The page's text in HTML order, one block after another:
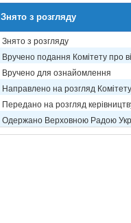
Знято з розгляду
Знято з розгляду
Вручено подання Комітету про
Вручено для ознайомлення
Направлено на розгляд Комітету
Передано на розгляд
Одержано Верховною Радою